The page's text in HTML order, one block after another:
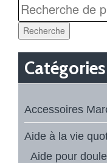
Recherche
Catégories
Accessoires
Aide à la vie
Aide pour